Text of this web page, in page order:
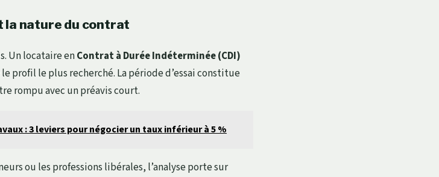
la nature du contrat
Un locataire enContrat à Durée Indéterminée (CDI)
profil le plus recherché. La période d’essai constitue
rompu avec un préavis court.
: 3 leviers pour négocier un taux inférieur à 5 %
ou les professions libérales, l’analyse porte sur